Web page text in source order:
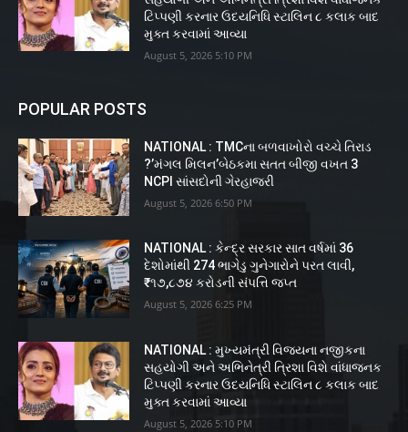
ટિપ્પણી કરનાર ઉદયનિધિ સ્ટાલિન ૮ કલાક બાદ
મુક્ત કરવામાં આવ્યા
August 5, 2026 5:10 PM
POPULAR POSTS
NATIONAL : TMCના બળવાખોરો વચ્ચે તિરાડ
?’મંગલ મિલન’બેઠકમા સતત બીજી વખત 3
NCPI સાંસદોની ગેરહાજરી
August 5, 2026 6:50 PM
NATIONAL : કેન્દ્ર સરકાર સાત વર્ષમાં 36
દેશોમાંથી 274 ભાગેડુ ગુનેગારોને પરત લાવી,
₹૧૭,૮૭૪ કરોડની સંપત્તિ જપ્ત
August 5, 2026 6:25 PM
NATIONAL : મુખ્યમંત્રી વિજયના નજીકના
સહયોગી અને અભિનેત્રી ત્રિશા વિશે વાંધાજનક
ટિપ્પણી કરનાર ઉદયનિધિ સ્ટાલિન ૮ કલાક બાદ
મુક્ત કરવામાં આવ્યા
August 5, 2026 5:10 PM